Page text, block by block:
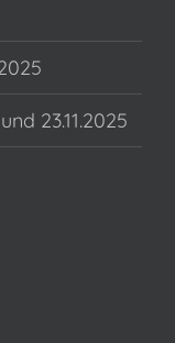
23.11.2025